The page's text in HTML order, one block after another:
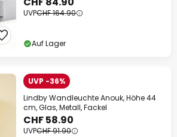
UVPCHF 164.90
Auf Lager
UVP -36%
Lindby Wandleuchte Anouk, Höhe 44
cm, Glas, Metall, Fackel
CHF 58.90
UVPCHF 91.90